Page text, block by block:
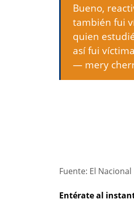
Bueno,
también fui
quien
así fui
— mery
Fuente: El Nacional
Entérate al